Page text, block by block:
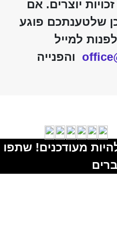
יוצרים. אם
שלטענתכם פוגע
למייל
והפנייה
מעודכנים! שתפו